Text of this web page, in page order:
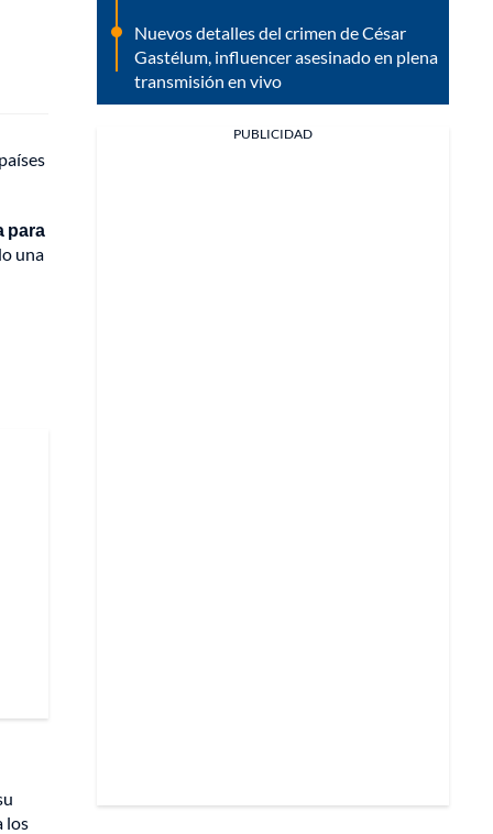
para
una
los
Nuevos detalles del crimen de César
Gastélum, influencer asesinado en plena
transmisión en vivo
PUBLICIDAD